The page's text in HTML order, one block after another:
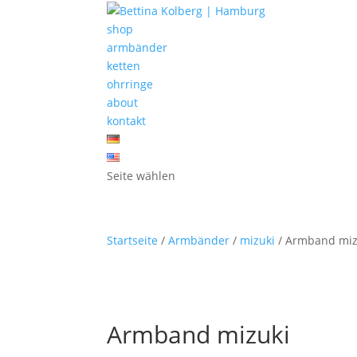
shop
armbänder
ketten
ohrringe
about
kontakt
Seite wählen
Startseite /Armbänder / mizuki / Armband
Armband mizuki